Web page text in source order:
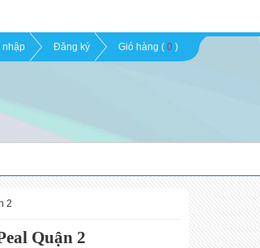
Đăng ký Giỏ hàng ( 0 )
2
Quận 2